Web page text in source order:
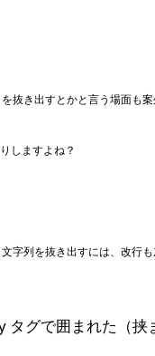
き出すとかと言う場面も案
しますよね？
列を抜き出すには、改行も
タグで囲まれた（